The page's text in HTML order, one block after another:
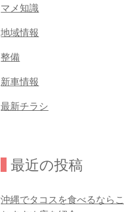
マメ知識
地域情報
整備
新車情報
最新チラシ
最近の投稿
沖縄でタコスを食べるなら